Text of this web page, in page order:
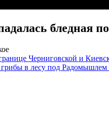
бледная
Черниговской и
в лесу под Радомышлем